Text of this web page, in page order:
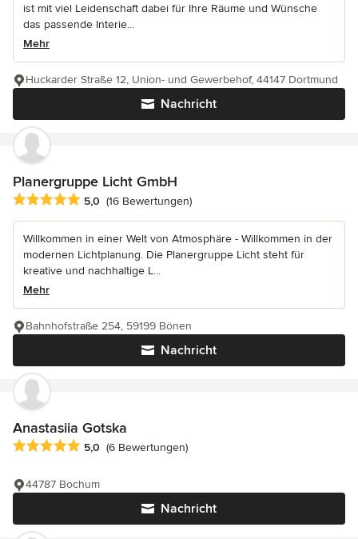
ist mit viel Leidenschaft dabei für Ihre Räume und Wünsche
das passende Interie...
Mehr
Nachricht
Huckarder Straße 12, Union- und Gewerbehof, 44147 Dortmund
Planergruppe Licht GmbH
Durchschnittliche Bewertung: 5 von 5 Sternen
5,0 (16 Bewertungen)
Willkommen in einer Welt von Atmosphäre - Willkommen in der
modernen Lichtplanung. Die Planergruppe Licht steht für
kreative und nachhaltige L...
Mehr
Nachricht
Bahnhofstraße 254, 59199 Bönen
Anastasiia Gotska
Durchschnittliche Bewertung: 5 von 5 Sternen
5,0 (6 Bewertungen)
Nachricht
44787 Bochum